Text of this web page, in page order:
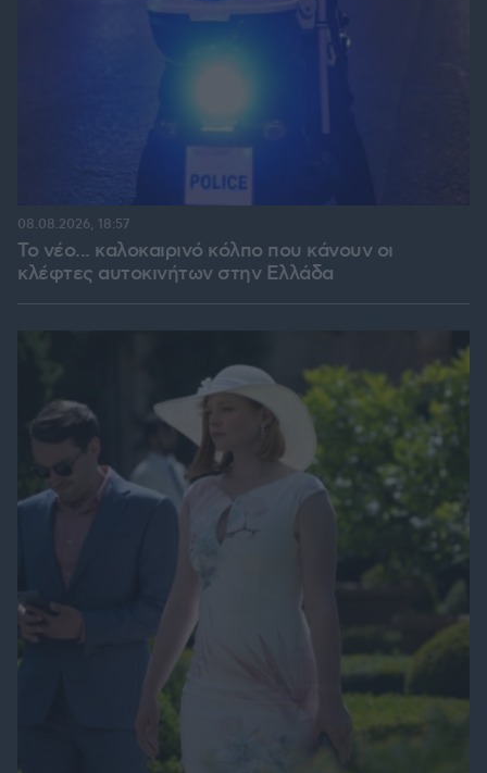
Το νέο... καλοκαιρινό κόλπο που κάνουν οι
κλέφτες αυτοκινήτων στην Ελλάδα
08.08.2026, 18:57